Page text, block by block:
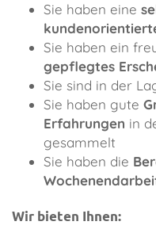
Sie haben eine
Sie haben ein
gepflegtes
Sie sind in der
Sie haben gute
Erfahrungen in
gesammelt
Sie haben die
Wir bieten Ihnen: